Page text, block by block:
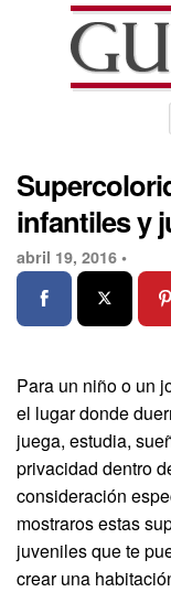
infantiles y
abril 19, 2016 •
Para un niño o un
el lugar donde
juega, estudia,
privacidad dentro
consideración
mostraros estas
juveniles que te
crear una